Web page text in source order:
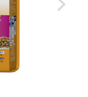
Next